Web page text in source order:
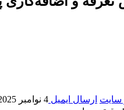
سایت ارسال ایمیل 4 نوامبر 2025